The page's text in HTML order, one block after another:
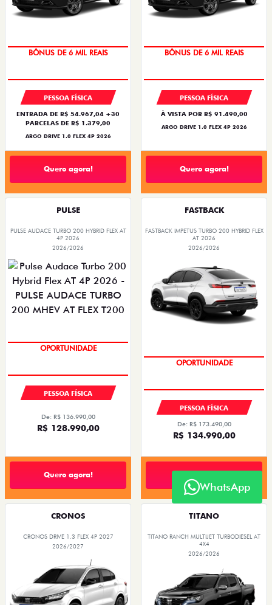
TAXA ZERO
PESSOA FÍSICA
ENTRADA DE R$ 54.967,04 +30
PARCELAS DE R$ 1.379,00
ARGO DRIVE 1.0 FLEX 4P 2026
Quero agora!
TAXA ZERO
PESSOA FÍSICA
À VISTA POR R$ 91.490,00
ARGO DRIVE 1.0 FLEX 4P 2026
Quero agora!
PULSE
PULSE AUDACE TURBO 200 HYBRID FLEX AT
4P 2026
2026/2026
OPORTUNIDADE
PESSOA FÍSICA
De: R$ 136.990,00
R$ 128.990,00
Quero agora!
FASTBACK
FASTBACK IMPETUS TURBO 200 HYBRID FLEX
AT 2026
2026/2026
OPORTUNIDADE
PESSOA FÍSICA
De: R$ 173.490,00
R$ 134.990,00
CRONOS
CRONOS DRIVE 1.3 FLEX 4P 2027
2026/2027
TITANO
TITANO RANCH MULTIJET TURBODIESEL AT
4X4
2026/2026
WhatsApp